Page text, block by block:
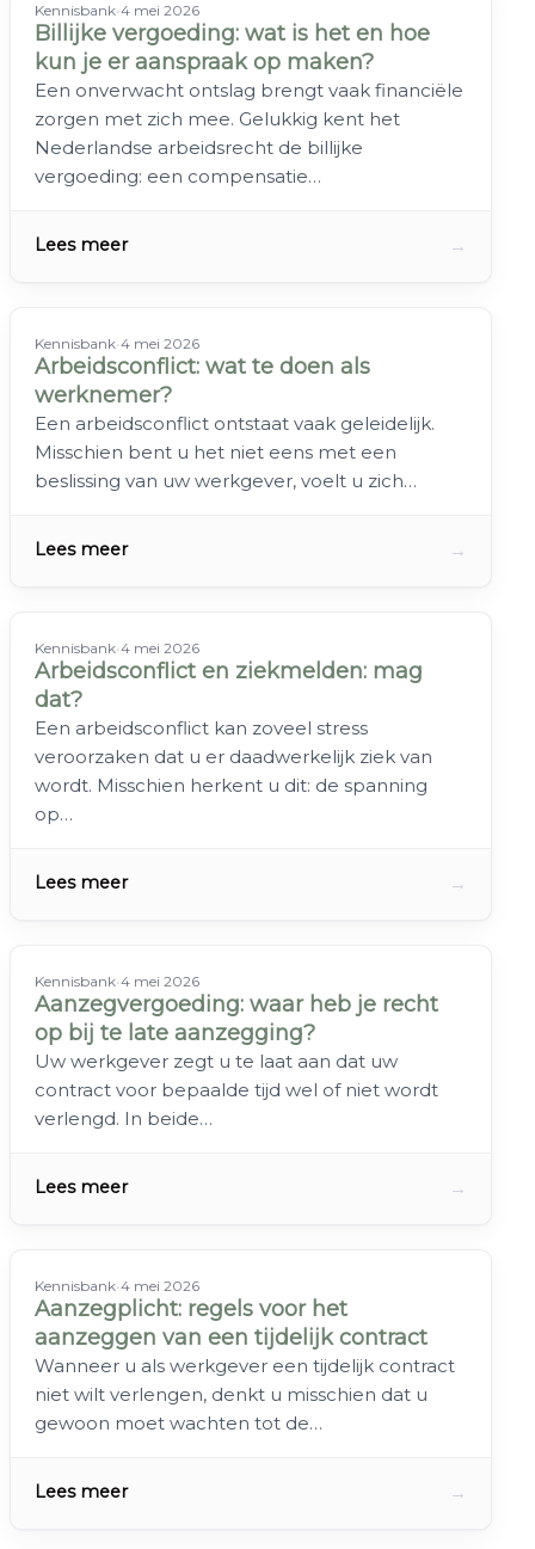
Kennisbank•4 mei 2026
Billijke vergoeding: wat is het en hoe
kun je er aanspraak op maken?
Een onverwacht ontslag brengt vaak financiële
zorgen met zich mee. Gelukkig kent het
Nederlandse arbeidsrecht de billijke
vergoeding: een compensatie…
Lees meer →
Kennisbank•4 mei 2026
Arbeidsconflict: wat te doen als
werknemer?
Een arbeidsconflict ontstaat vaak geleidelijk.
Misschien bent u het niet eens met een
beslissing van uw werkgever, voelt u zich…
Lees meer →
Kennisbank•4 mei 2026
Arbeidsconflict en ziekmelden: mag
dat?
Een arbeidsconflict kan zoveel stress
veroorzaken dat u er daadwerkelijk ziek van
wordt. Misschien herkent u dit: de spanning
op…
Lees meer →
Kennisbank•4 mei 2026
Aanzegvergoeding: waar heb je recht
op bij te late aanzegging?
Uw werkgever zegt u te laat aan dat uw
contract voor bepaalde tijd wel of niet wordt
verlengd. In beide…
Lees meer →
Kennisbank•4 mei 2026
Aanzegplicht: regels voor het
aanzeggen van een tijdelijk contract
Wanneer u als werkgever een tijdelijk contract
niet wilt verlengen, denkt u misschien dat u
gewoon moet wachten tot de…
Lees meer →